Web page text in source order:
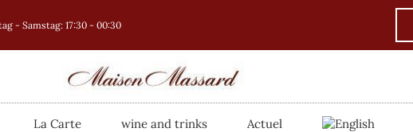
- Samstag: 17:30 - 00:30
La Carte wine and trinks Actuel